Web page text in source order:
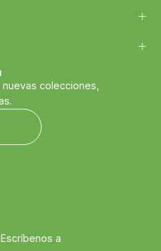
colecciones,
a